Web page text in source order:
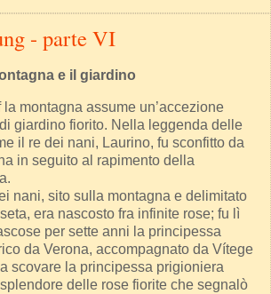
- parte VI
e il giardino
montagna assume un’accezione
giardino fiorito. Nella leggenda delle
il re dei nani, Laurino, fu sconfitto da
in seguito al rapimento della
nani, sito sulla montagna e delimitato
era nascosto fra infinite rose; fu lì
per sette anni la principessa
da Verona, accompagnato da Vítege
scovare la principessa prigioniera
delle rose fiorite che segnalò